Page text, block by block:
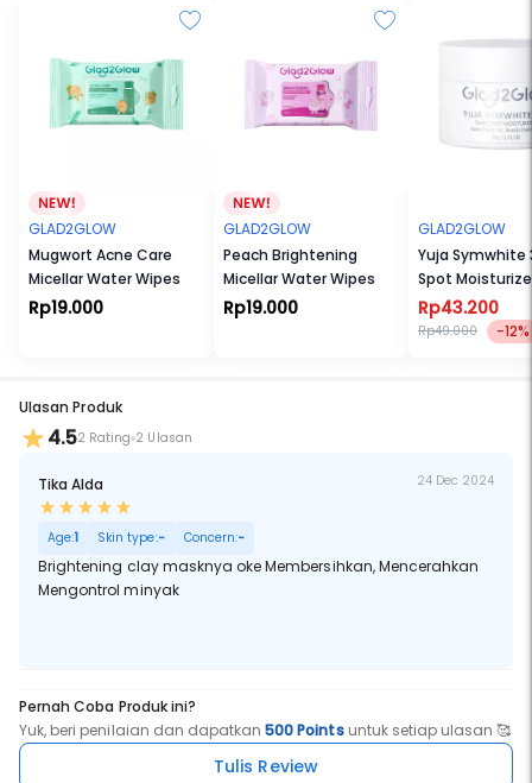
GLAD2GLOW
Mugwort Acne Care
Micellar Water Wipes
Rp19.000
GLAD2GLOW
Peach Brightening
Micellar Water Wipes
Rp19.000
GLAD2GLOW
Yuja Symwhite
Spot
Rp43.200
Rp49.000 -12%
Ulasan Produk
4.52 Rating 2 Ulasan
Tika Alda 24 Dec 2024
Age:1 Skin type:- Concern:-
Brightening clay masknya oke Membersihkan, Mencerahkan
Mengontrol minyak
Pernah Coba Produk ini?
Yuk, beri penilaian dan dapatkan500 Pointsuntuk setiap ulasan 🥰
Tulis Review